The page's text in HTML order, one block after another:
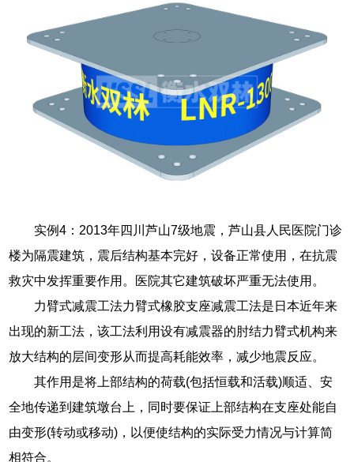
实例4：2013年四川芦山7级地震，芦山县人民医院门诊
楼为隔震建筑，震后结构基本完好，设备正常使用，在抗震
救灾中发挥重要作用。医院其它建筑破坏严重无法使用。
力臂式减震工法力臂式橡胶支座减震工法是日本近年来
出现的新工法，该工法利用设有减震器的肘结力臂式机构来
放大结构的层间变形从而提高耗能效率，减少地震反应。
其作用是将上部结构的荷载(包括恒载和活载)顺适、安
全地传递到建筑墩台上，同时要保证上部结构在支座处能自
由变形(转动或移动)，以便使结构的实际受力情况与计算简
相符合。